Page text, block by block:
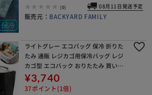
(0) 08月11日発送予定
販売元： BACKYARD FAMILY
ライトグレー エコバッグ 保冷 折りた
たみ 通販 レジカゴ用保冷バッグ レジ
カゴ型 エコバック おりたたみ 買い物
バッグ保冷 買い物袋 エコバッグマチ
付き エコ バッグ バック 保温 コンパク
¥3,740
37ポイント(1倍)